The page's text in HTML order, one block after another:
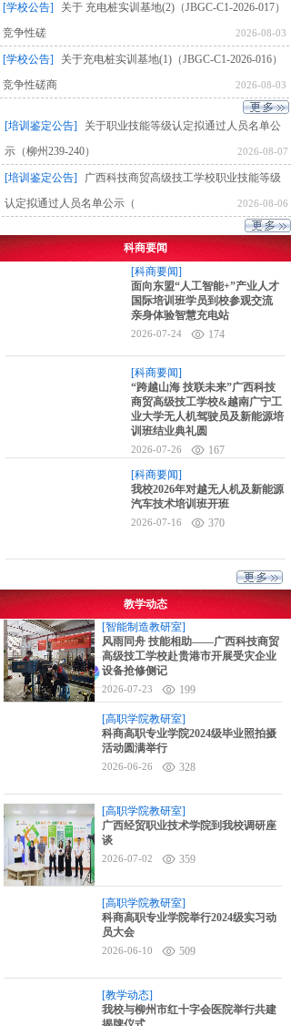
[学校公告]
关于 充电桩实训基地(2)（JBGC-C1-2026-017）
竞争性磋
2026-08-03
[学校公告]
关于充电桩实训基地(1)（JBGC-C1-2026-016）
竞争性磋商
2026-08-03
[培训鉴定公告]
关于职业技能等级认定拟通过人员名单公
示（柳州239-240）
2026-08-07
[培训鉴定公告]
广西科技商贸高级技工学校职业技能等级
认定拟通过人员名单公示（
2026-08-06
科商要闻
[科商要闻]
面向东盟“人工智能+”产业人才
国际培训班学员到校参观交流
亲身体验智慧充电站
2026-07-24 174
[科商要闻]
“跨越山海 技联未来”广西科技
商贸高级技工学校&越南广宁工
业大学无人机驾驶员及新能源培
训班结业典礼圆
2026-07-26
167
[科商要闻]
我校2026年对越无人机及新能源
汽车技术培训班开班
2026-07-16 370
教学动态
[智能制造教研室]
风雨同舟 技能相助——广西科技商贸
高级技工学校赴贵港市开展受灾企业
设备抢修侧记
2026-07-23 199
[高职学院教研室]
科商高职专业学院2024级毕业照拍摄
活动圆满举行
2026-06-26 328
[高职学院教研室]
广西经贸职业技术学院到我校调研座
谈
2026-07-02 359
[高职学院教研室]
科商高职专业学院举行2024级实习动
员大会
2026-06-10 509
[教学动态]
我校与柳州市红十字会医院举行共建
6对1升学指导
分享至: